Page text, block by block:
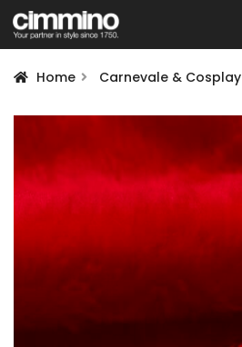
Home Carnevale & Cosplay